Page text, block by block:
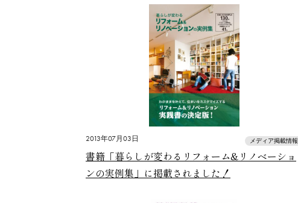
2013年07月03日 メディア掲載情報
書籍「暮らしが変わるリフォーム&リノベーショ
ンの実例集」に掲載されました！